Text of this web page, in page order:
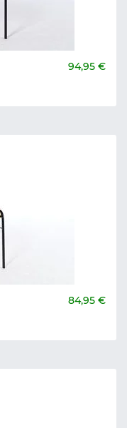
94,95 €
84,95 €